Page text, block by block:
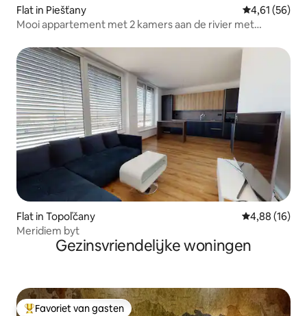
Flat in Piešťany Gemiddelde
4,61 (56)
Mooi appartement met 2 kamers aan de rivier met
Flat in Topoľčany Gemiddelde
4,88 (16)
Meridiem byt
Gezinsvriendelijke woningen
Favoriet van gasten